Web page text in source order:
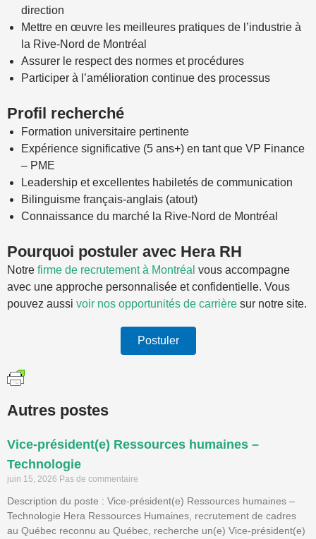
direction
Mettre en œuvre les meilleures pratiques de l’industrie à
la Rive-Nord de Montréal
Assurer le respect des normes et procédures
Participer à l’amélioration continue des processus
Profil recherché
Formation universitaire pertinente
Expérience significative (5 ans+) en tant que VP Finance
– PME
Leadership et excellentes habiletés de communication
Bilinguisme français-anglais (atout)
Connaissance du marché la Rive-Nord de Montréal
Pourquoi postuler avec Hera RH
Notre firme de recrutement à Montréal vous accompagne
avec une approche personnalisée et confidentielle. Vous
pouvez aussi voir nos opportunités de carrière sur notre site.
Postuler
Autres postes
Vice-président(e) Ressources humaines –
Technologie
juin 15, 2026 Pas de commentaire
Description du poste : Vice-président(e) Ressources humaines –
Technologie Hera Ressources Humaines, recrutement de cadres
au Québec reconnu au Québec, recherche un(e) Vice-président(e)